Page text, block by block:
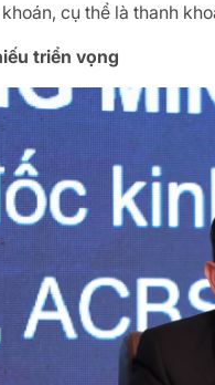
cụ thể là thanh
triển vọng